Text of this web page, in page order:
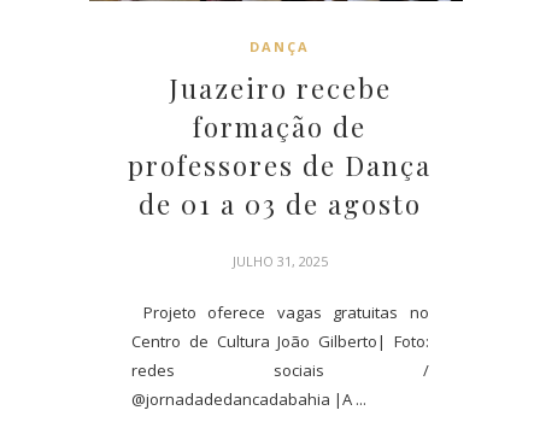
DANÇA
Juazeiro recebe
formação de
professores de Dança
de 01 a 03 de agosto
JULHO 31, 2025
Projeto oferece vagas gratuitas no
Centro de Cultura João Gilberto| Foto:
redes sociais /
@jornadadedancadabahia |A ...